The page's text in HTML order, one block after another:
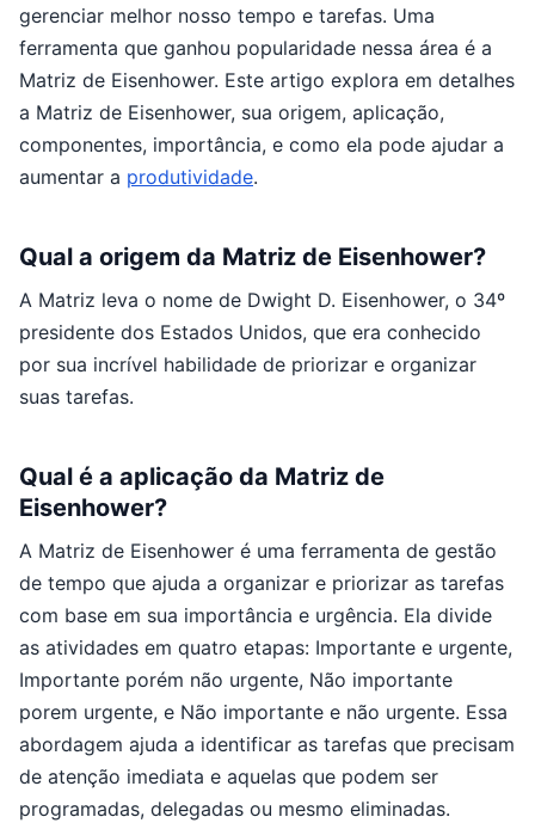
gerenciar melhor nosso tempo e tarefas. Uma
ferramenta que ganhou popularidade nessa área é a
Matriz de Eisenhower. Este artigo explora em detalhes
a Matriz de Eisenhower, sua origem, aplicação,
componentes, importância, e como ela pode ajudar a
aumentar a produtividade.
Qual a origem da Matriz de Eisenhower?
A Matriz leva o nome de Dwight D. Eisenhower, o 34º
presidente dos Estados Unidos, que era conhecido
por sua incrível habilidade de priorizar e organizar
suas tarefas.
Qual é a aplicação da Matriz de
Eisenhower?
A Matriz de Eisenhower é uma ferramenta de gestão
de tempo que ajuda a organizar e priorizar as tarefas
com base em sua importância e urgência. Ela divide
as atividades em quatro etapas: Importante e urgente,
Importante porém não urgente, Não importante
porem urgente, e Não importante e não urgente. Essa
abordagem ajuda a identificar as tarefas que precisam
de atenção imediata e aquelas que podem ser
programadas, delegadas ou mesmo eliminadas.